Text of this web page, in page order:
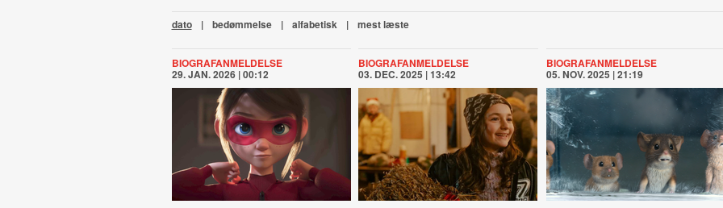
dato | bedømmelse | alfabetisk | mest læste
BIOGRAFANMELDELSE
29. JAN. 2026 | 00:12
BIOGRAFANMELDELSE
03. DEC. 2025 | 13:42
BIOGRAFANMELDELSE
05. NOV. 2025 | 21:19